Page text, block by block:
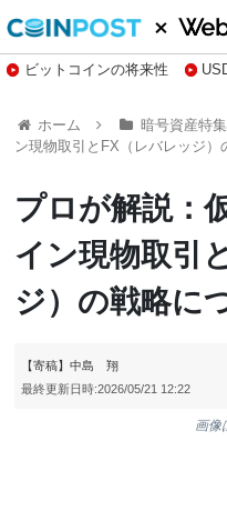
ビットコインの将来性
ホーム
暗号資産特集
ン現物取引とFX（レバレッジ）
プロが解説：
イン現物取引
ジ）の戦略に
【寄稿】中島 翔
最終更新日時:2026/05/21 12:22
画像